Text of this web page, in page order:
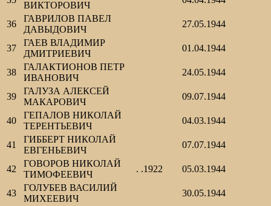
ВИКТОРОВИЧ
36
ГАВРИЛОВ ПАВЕЛ
ДАВЫДОВИЧ
27.05.1944
37
ГАЕВ ВЛАДИМИР
ДМИТРИЕВИЧ
01.04.1944
38
ГАЛАКТИОНОВ ПЕТР
ИВАНОВИЧ
24.05.1944
39
ГАЛУЗА АЛЕКСЕЙ
МАКАРОВИЧ
09.07.1944
40
ГЕПАЛОВ НИКОЛАЙ
ТЕРЕНТЬЕВИЧ
04.03.1944
41
ГИББЕРТ НИКОЛАЙ
ЕВГЕНЬЕВИЧ
07.07.1944
42
ГОВОРОВ НИКОЛАЙ
ТИМОФЕЕВИЧ
. .1922 05.03.1944
43
ГОЛУБЕВ ВАСИЛИЙ
МИХЕЕВИЧ
30.05.1944